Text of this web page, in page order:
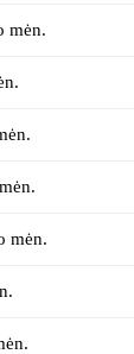
mėn.
mėn.